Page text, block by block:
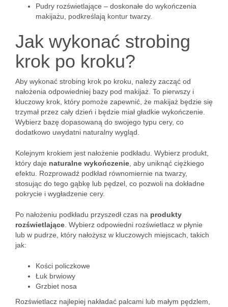
Pudry rozświetlające – doskonałe do wykończenia
makijażu, podkreślają kontur twarzy.
Jak wykonać strobing
krok po kroku?
Aby wykonać strobing krok po kroku, należy zacząć od
nałożenia odpowiedniej bazy pod makijaż. To pierwszy i
kluczowy krok, który pomoże zapewnić, że makijaż będzie się
trzymał przez cały dzień i będzie miał gładkie wykończenie.
Wybierz bazę dopasowaną do swojego typu cery, co
dodatkowo uwydatni naturalny wygląd.
Kolejnym krokiem jest nałożenie podkładu. Wybierz produkt,
który daje naturalne wykończenie , aby uniknąć ciężkiego
efektu. Rozprowadź podkład równomiernie na twarzy,
stosując do tego gąbkę lub pędzel, co pozwoli na dokładne
pokrycie i wygładzenie cery.
Po nałożeniu podkładu przyszedł czas na produkty
rozświetlające . Wybierz odpowiedni rozświetlacz w płynie
lub w pudrze, który nałożysz w kluczowych miejscach, takich
jak:
Kości policzkowe
Łuk brwiowy
Grzbiet nosa
Rozświetlacz najlepiej nakładać palcami lub małym pędzlem,